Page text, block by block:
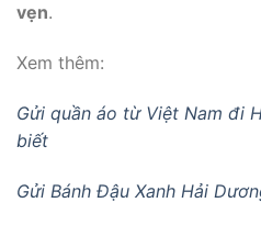
vẹn.
Xem thêm:
Gửi quần áo từ Việt Nam đi
biết
Gửi Bánh Đậu Xanh Hải